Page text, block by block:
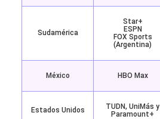
Sudamérica
Star+
ESPN
FOX Sports
(Argentina)
México HBO Max
Estados Unidos
TUDN, UniMás y
Paramount+